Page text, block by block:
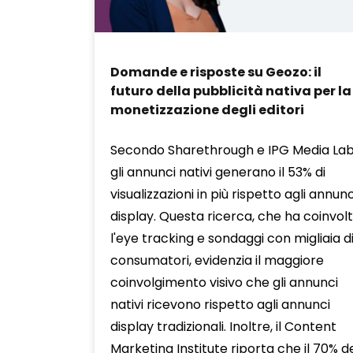
Domande e risposte su Geozo: il
futuro della pubblicità nativa per la
monetizzazione degli editori
Secondo Sharethrough e IPG Media
gli annunci nativi generano il 53% di
visualizzazioni in più rispetto agli
display. Questa ricerca, che ha
l'eye tracking e sondaggi con migliaia di
consumatori, evidenzia il maggiore
coinvolgimento visivo che gli annunci
nativi ricevono rispetto agli annunci
display tradizionali. Inoltre, il Content
Marketing Institute riporta che il 70%